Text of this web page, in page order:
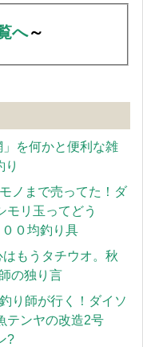
へ～
」を何かと便利な雑
ノまで売ってた！ダ
モリ玉ってどう
０均釣り具
もうタチウオ。秋
の独り言
り師が行く！ダイソ
テンヤの改造2号
?